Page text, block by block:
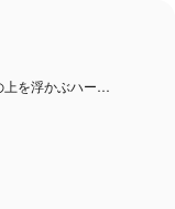
上を浮かぶハー…